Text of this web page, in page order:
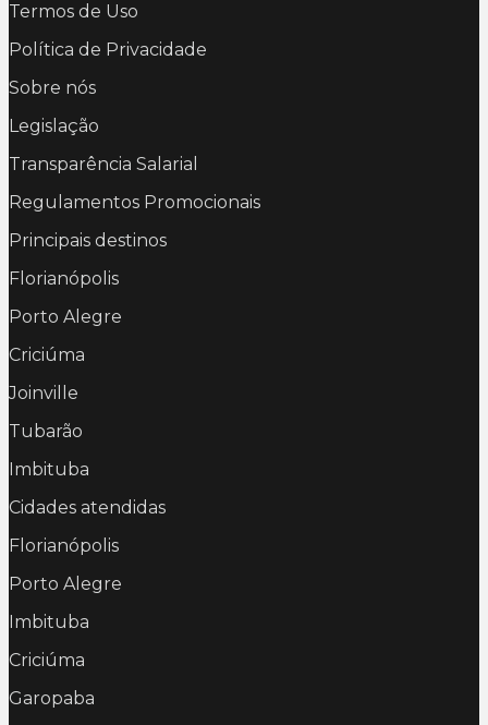
Termos de Uso
Política de Privacidade
Sobre nós
Legislação
Transparência Salarial
Regulamentos Promocionais
Principais destinos
Florianópolis
Porto Alegre
Criciúma
Joinville
Tubarão
Imbituba
Cidades atendidas
Florianópolis
Porto Alegre
Imbituba
Criciúma
Garopaba